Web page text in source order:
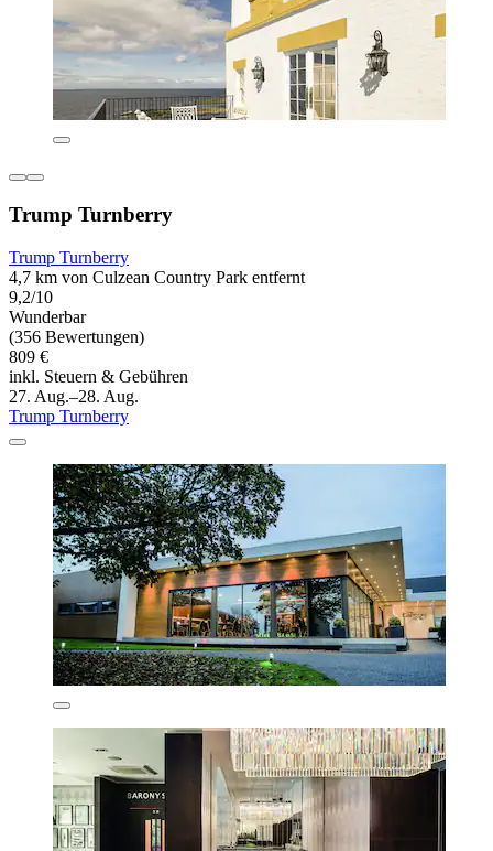
Trump Turnberry
Trump Turnberry
4,7 km von Culzean Country Park entfernt
9,2/10
Wunderbar
(356 Bewertungen)
809 €
inkl. Steuern & Gebühren
27. Aug.–28. Aug.
Trump Turnberry